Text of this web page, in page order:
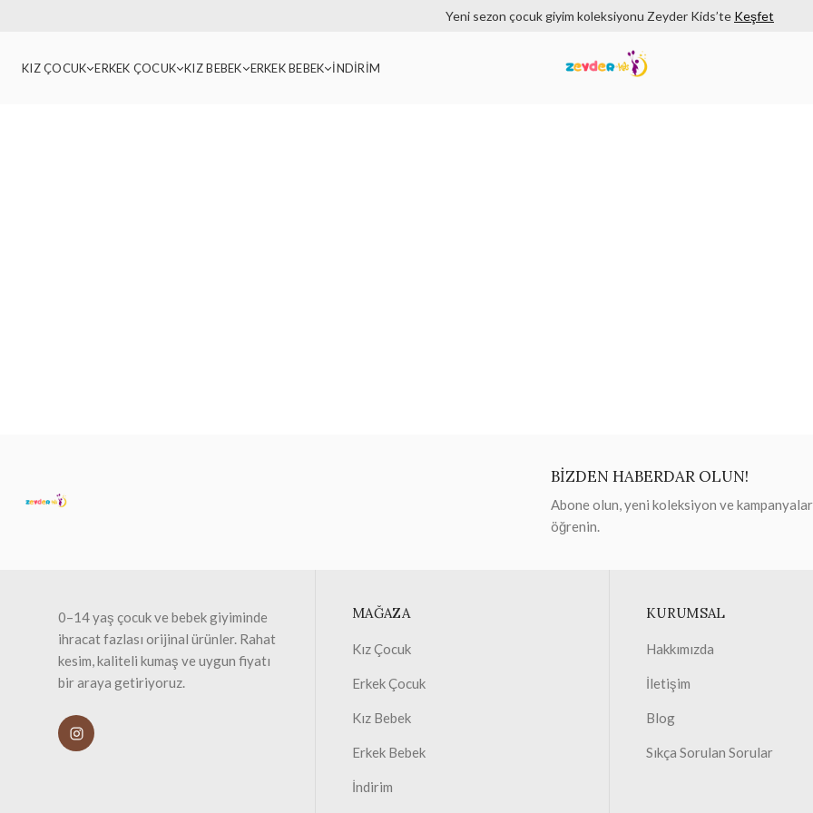
Yeni sezon çocuk giyim koleksiyonu Zeyder Kids’te Keşfet
KIZ ÇOCUK ERKEK ÇOCUK KIZ BEBEK ERKEK BEBEK İNDİRİM
BİZDEN HABERDAR OLUN!
Abone olun, yeni koleksiyon ve
öğrenin.
0–14 yaş çocuk ve bebek giyiminde
ihracat fazlası orijinal ürünler. Rahat
kesim, kaliteli kumaş ve uygun fiyatı
bir araya getiriyoruz.
MAĞAZA
Kız Çocuk
Erkek Çocuk
Kız Bebek
Erkek Bebek
İndirim
KURUMSAL
Hakkımızda
İletişim
Blog
Sıkça Sorulan Sorular